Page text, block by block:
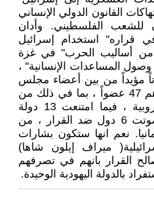
القانون الدولي الإنساني
للشعب الفلسطيني. وأدان
قراره" استخدام إسرائيل
من أساليب الحرب" في غزة
وصول المساعدات الإنسانية" ،
على 28 صوتاً مؤيداً من بين أعضاء مجلس
حقوق الإنسان البالغ عددهم 47 عضواً ، بما في ذلك من
قبل عدد من الدول الأوروبية ، فيما امتنعت 13 دولة
أخرى عن التصويت ، وصوتت 6 دول ضد القرار ، من
نعم انها ستكون بشارات
ميراف إيلون شاها)
القرار بانهم في تصرفهم
بالدولة اليهودية الوحيدة.